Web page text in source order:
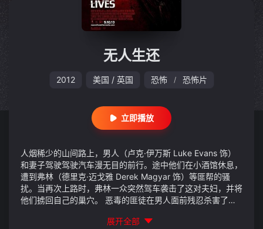
无人生还
2012 美国 / 英国 恐怖 / 恐怖片
立即播放
人烟稀少的山间路上，男人（卢克·伊万斯 Luke Evans 饰）
和妻子驾驶驾驶汽车漫无目的前行。途中他们在小酒馆休息，
遭到弗林（德里克·迈戈雅 Derek Magyar 饰）等匪帮的骚
扰。当再次上路时，弗林一众突然驾车袭击了这对夫妇，并将
他们掳回自己的巢穴。 恶毒的匪徒在男人面前残忍杀害了其
徒。与此同时，匪帮在夫妇的车中发现一个被捆绑起来的女
展开全部